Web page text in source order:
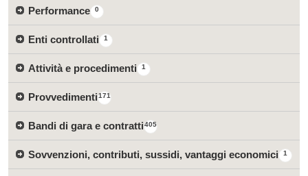
0
Performance
1
Enti controllati
1
Attività e procedimenti
171
Provvedimenti
405
Bandi di gara e contratti
1
Sovvenzioni, contributi, sussidi, vantaggi economici